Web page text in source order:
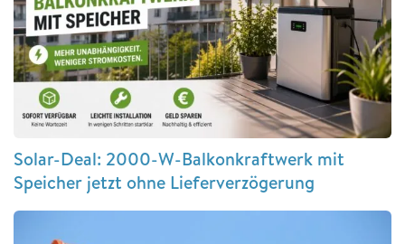
Solar-Deal: 2000-W-Balkonkraftwerk mit
Speicher jetzt ohne Lieferverzögerung